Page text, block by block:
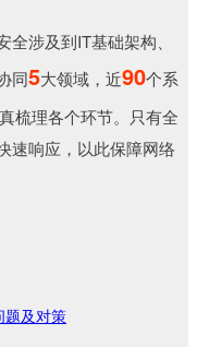
涉及到IT基础架构、
同5大领域，近90个系
梳理各个环节。只有全
速响应，以此保障网络
题及对策